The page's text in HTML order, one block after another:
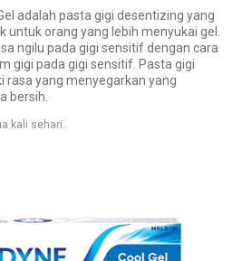
adalah pasta gigi desentizing yang
untuk orang yang lebih menyukai gel.
ngilu pada gigi sensitif dengan cara
gigi pada gigi sensitif. Pasta gigi
rasa yang menyegarkan yang
bersih.
kali sehari.